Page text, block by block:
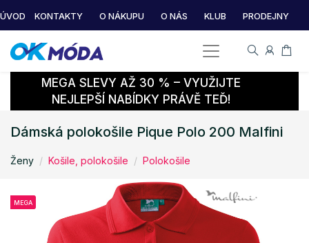
ÚVOD KONTAKTY O NÁKUPU O NÁS KLUB PRODEJNY
MEGA SLEVY AŽ 30 % – VYUŽIJTE
NEJLEPŠÍ NABÍDKY PRÁVĚ TEĎ!
Dámská polokošile Pique Polo 200 Malfini
Ženy Košile, polokošile Polokošile
MEGA